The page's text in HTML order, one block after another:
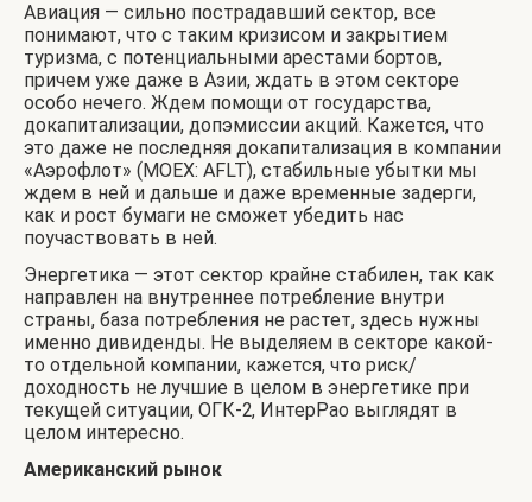
Авиация — сильно пострадавший сектор, все
понимают, что с таким кризисом и закрытием
туризма, с потенциальными арестами бортов,
причем уже даже в Азии, ждать в этом секторе
особо нечего. Ждем помощи от государства,
докапитализации, допэмиссии акций. Кажется, что
это даже не последняя докапитализация в компании
«Аэрофлот» (MOEX: AFLT), стабильные убытки мы
ждем в ней и дальше и даже временные задерги,
как и рост бумаги не сможет убедить нас
поучаствовать в ней.
Энергетика — этот сектор крайне стабилен, так как
направлен на внутреннее потребление внутри
страны, база потребления не растет, здесь нужны
именно дивиденды. Не выделяем в секторе какой-
то отдельной компании, кажется, что риск/
доходность не лучшие в целом в энергетике при
текущей ситуации, ОГК-2, ИнтерРао выглядят в
целом интересно.
Американский рынок